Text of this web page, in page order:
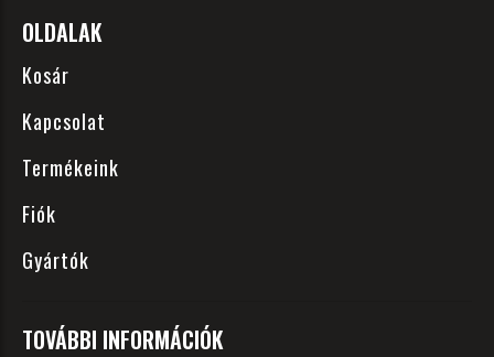
OLDALAK
Kosár
Kapcsolat
Termékeink
Fiók
Gyártók
TOVÁBBI INFORMÁCIÓK